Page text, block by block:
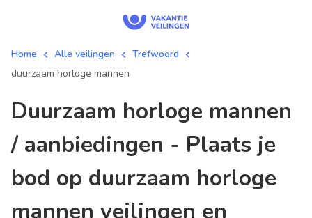
Home Alle veilingen
Trefwoord
duurzaam horloge mannen
duurzaam horloge mannen
/ aanbiedingen - Plaats je
bod op duurzaam horloge
mannen veilingen en